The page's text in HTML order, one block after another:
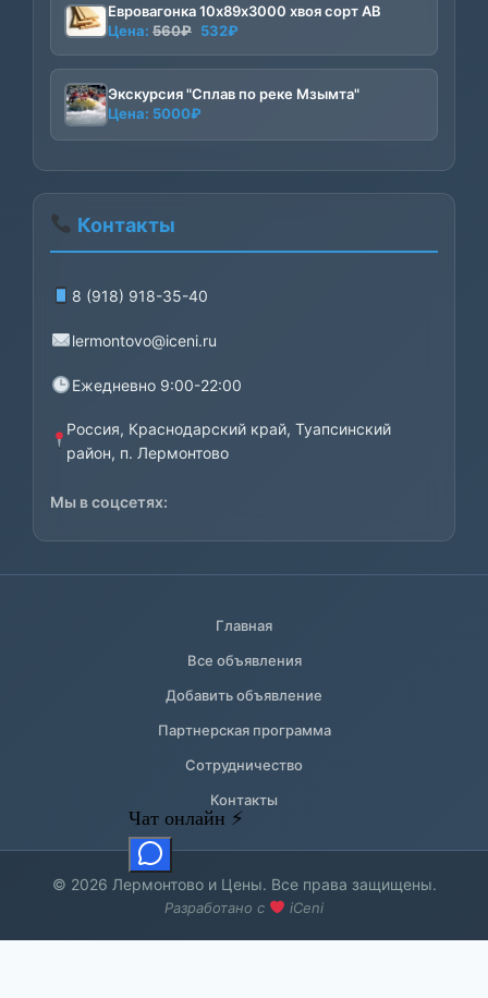
Евровагонка 10х89х3000 хвоя сорт АВ
Цена: 560₽ Первоначальная
составляла
560₽.
532₽
532₽.
Экскурсия "Сплав по реке Мзымта"
Цена: 5000₽
Контакты
8 (918) 918-35-40
lermontovo@iceni.ru
Ежедневно 9:00-22:00
Россия, Краснодарский край, Туапсинский
район, п. Лермонтово
Мы в соцсетях:
Главная
Все объявления
Добавить объявление
Партнерская программа
Сотрудничество
Контакты
© 2026 Лермонтово и Цены. Все права защищены.
Разработано с iCeni